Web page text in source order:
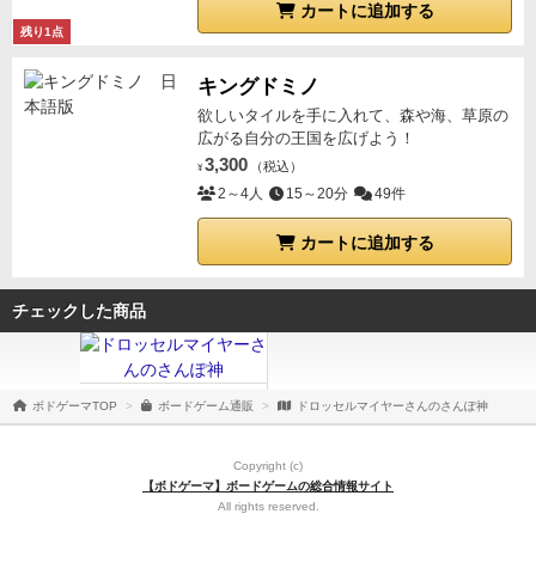
残り1点
カートに追加する
キングドミノ
欲しいタイルを手に入れて、森や海、草原の
広がる自分の王国を広げよう！
¥ 3,300 （税込）
2～4人 15～20分 49件
カートに追加する
チェックした商品
ボドゲーマTOP ボードゲーム通販 ドロッセルマイヤーさんのさんぽ神
Copyright (c)
【ボドゲーマ】ボードゲームの総合情報サイト
All rights reserved.